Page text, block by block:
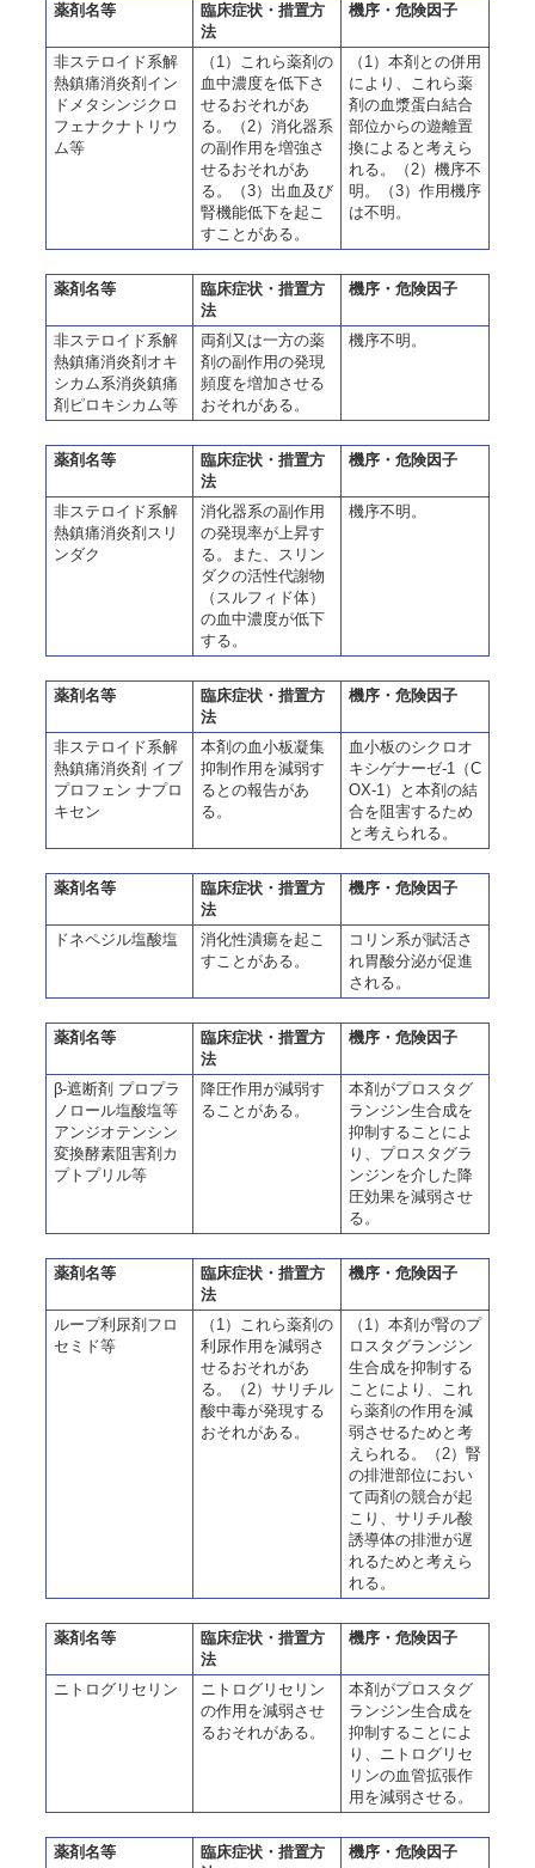
薬剤名等
臨床症状・措置方
法
機序・危険因子
非ステロイド系解
熱鎮痛消炎剤イン
ドメタシンジクロ
フェナクナトリウ
ム等
（1）これら薬剤の
血中濃度を低下さ
せるおそれがあ
る。（2）消化器系
の副作用を増強さ
せるおそれがあ
る。（3）出血及び
腎機能低下を起こ
すことがある。
（1）本剤との併用
により、これら薬
剤の血漿蛋白結合
部位からの遊離置
換によると考えら
れる。（2）機序不
明。（3）作用機序
は不明。
薬剤名等
臨床症状・措置方
法
機序・危険因子
非ステロイド系解
熱鎮痛消炎剤オキ
シカム系消炎鎮痛
剤ピロキシカム等
両剤又は一方の薬
剤の副作用の発現
頻度を増加させる
おそれがある。
機序不明。
薬剤名等
臨床症状・措置方
法
機序・危険因子
非ステロイド系解
熱鎮痛消炎剤スリ
ンダク
消化器系の副作用
の発現率が上昇す
る。また、スリン
ダクの活性代謝物
（スルフィド体）
の血中濃度が低下
する。
機序不明。
薬剤名等
臨床症状・措置方
法
機序・危険因子
非ステロイド系解
熱鎮痛消炎剤 イブ
プロフェン ナプロ
キセン
本剤の血小板凝集
抑制作用を減弱す
るとの報告があ
る。
血小板のシクロオ
キシゲナーゼ-1（C
OX-1）と本剤の結
合を阻害するため
と考えられる。
薬剤名等
臨床症状・措置方
法
機序・危険因子
ドネペジル塩酸塩
消化性潰瘍を起こ
すことがある。
コリン系が賦活さ
れ胃酸分泌が促進
される。
薬剤名等
臨床症状・措置方
法
機序・危険因子
β-遮断剤 プロプラ
ノロール塩酸塩等
アンジオテンシン
変換酵素阻害剤カ
プトプリル等
降圧作用が減弱す
ることがある。
本剤がプロスタグ
ランジン生合成を
抑制することによ
り、プロスタグラ
ンジンを介した降
圧効果を減弱させ
る。
薬剤名等
臨床症状・措置方
法
機序・危険因子
ループ利尿剤フロ
セミド等
（1）これら薬剤の
利尿作用を減弱さ
せるおそれがあ
る。（2）サリチル
酸中毒が発現する
おそれがある。
（1）本剤が腎のプ
ロスタグランジン
生合成を抑制する
ことにより、これ
ら薬剤の作用を減
弱させるためと考
えられる。（2）腎
の排泄部位におい
て両剤の競合が起
こり、サリチル酸
誘導体の排泄が遅
れるためと考えら
れる。
薬剤名等
臨床症状・措置方
法
機序・危険因子
ニトログリセリン
ニトログリセリン
の作用を減弱させ
るおそれがある。
本剤がプロスタグ
ランジン生合成を
抑制することによ
り、ニトログリセ
リンの血管拡張作
用を減弱させる。
薬剤名等
臨床症状・措置方
機序・危険因子